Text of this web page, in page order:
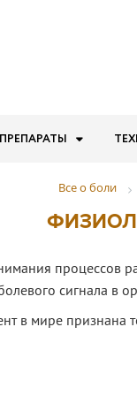
ПРЕПАРАТЫ
Все о боли
процессов
сигнала в
в мире признана